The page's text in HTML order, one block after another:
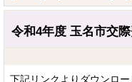
令和4年度 玉名市交
下記リンクよりダウンロー